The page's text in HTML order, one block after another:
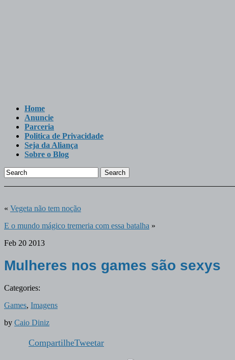
Home
Anuncie
Parceria
Politica de Privacidade
Seja da Aliança
Sobre o Blog
Search
« Vegeta não tem noção
E o mundo mágico tremeria com essa batalha »
Feb 20 2013
Mulheres nos games são sexys
Categories:
Games, Imagens
by Caio Diniz
CompartilheTweetar